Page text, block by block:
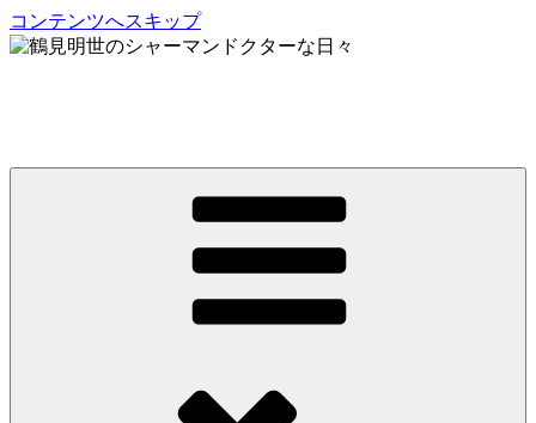
コンテンツへスキップ